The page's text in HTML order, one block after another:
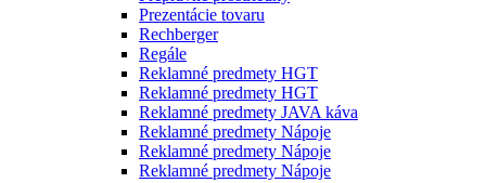
Prezentácie tovaru
Rechberger
Regále
Reklamné predmety HGT
Reklamné predmety HGT
Reklamné predmety JAVA káva
Reklamné predmety Nápoje
Reklamné predmety Nápoje
Reklamné predmety Nápoje